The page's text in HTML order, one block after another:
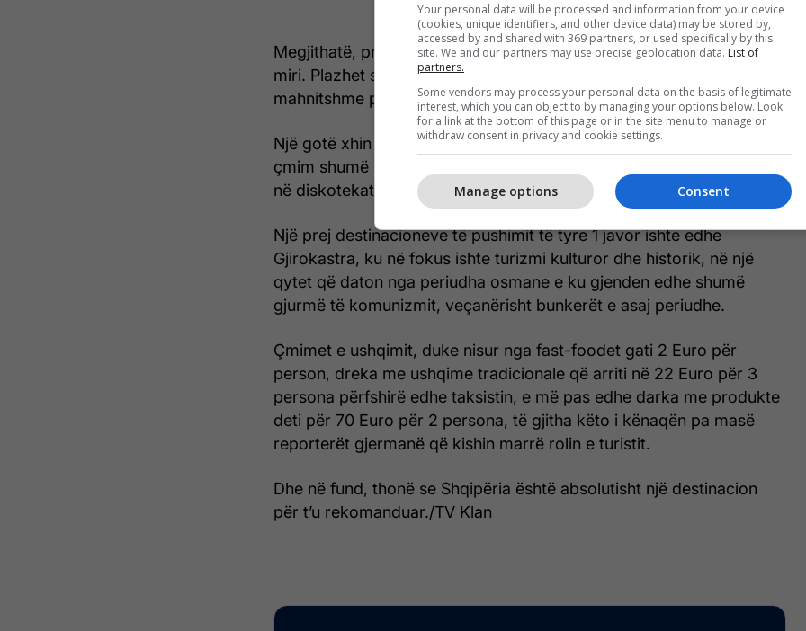
Megjithatë, pranojnë vetë se gjithçka gjatë udhëtimit u shkoi më së
miri. Plazhet si ato të Ksamilit, apo Syri i Kaltër ishin diçka e
mahnitshme për ta.
Një gotë xhin 5 Euro në një diskotekë konsiderohet prej tyre një
çmim shumë i lirë. Me këtë shumë, ata thonë se as ujë nuk merr dot
në diskotekat e vendeve me turizëm të zhvilluar.
Një prej destinacioneve të pushimit të tyre 1 javor ishte edhe
Gjirokastra, ku në fokus ishte turizmi kulturor dhe historik, në një
qytet që daton nga periudha osmane e ku gjenden edhe shumë
gjurmë të komunizmit, veçanërisht bunkerët e asaj periudhe.
Çmimet e ushqimit, duke nisur nga fast-foodet gati 2 Euro për
person, dreka me ushqime tradicionale që arriti në 22 Euro për 3
persona përfshirë edhe taksistin, e më pas edhe darka me produkte
deti për 70 Euro për 2 persona, të gjitha këto i kënaqën pa masë
reporterët gjermanë që kishin marrë rolin e turistit.
Dhe në fund, thonë se Shqipëria është absolutisht një destinacion
për t’u rekomanduar./TV Klan
Your personal data will be processed and information from your device
(cookies, unique identifiers, and other device data) may be stored by,
accessed by and shared with 369 partners, or used specifically by this
site. We and our partners may use precise geolocation data. List of
partners.
Some vendors may process your personal data on the basis of legitimate
interest, which you can object to by managing your options below. Look
for a link at the bottom of this page or in the site menu to manage or
withdraw consent in privacy and cookie settings.
Consent
Manage options